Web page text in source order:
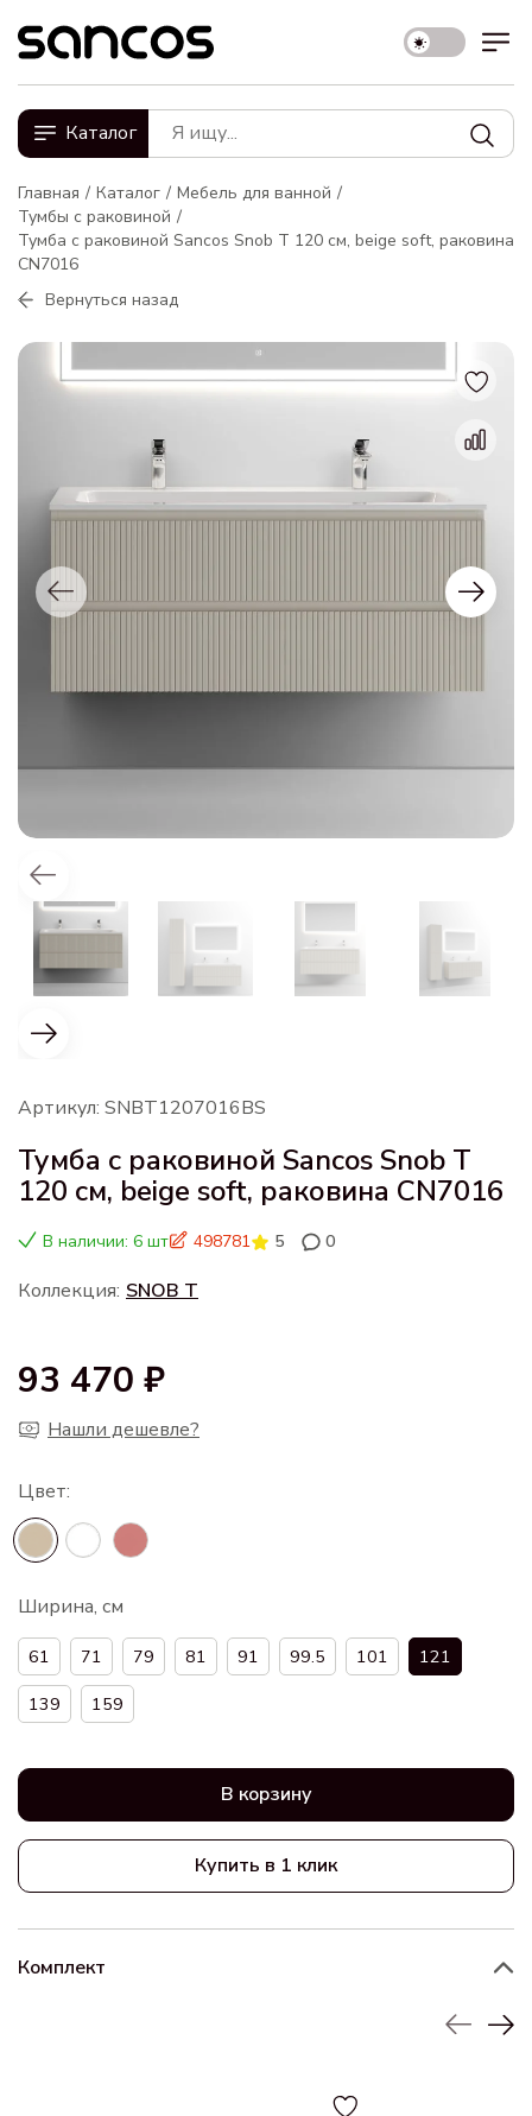
Каталог
Главная Каталог
Мебель для ванной
Тумбы с раковиной
Тумба с раковиной Sancos Snob T 120 см, beige soft, раковина
CN7016
Вернуться назад
Артикул: SNBT1207016BS
Тумба с раковиной Sancos Snob T
120 см, beige soft, раковина CN7016
В наличии: 6 шт 498781 5 0
Коллекция: SNOB T
93 470 ₽
Нашли дешевле?
Ширина, см
61 71 79 81 91 99.5 101
121
139
159
В корзину
Купить в 1 клик
Комплект